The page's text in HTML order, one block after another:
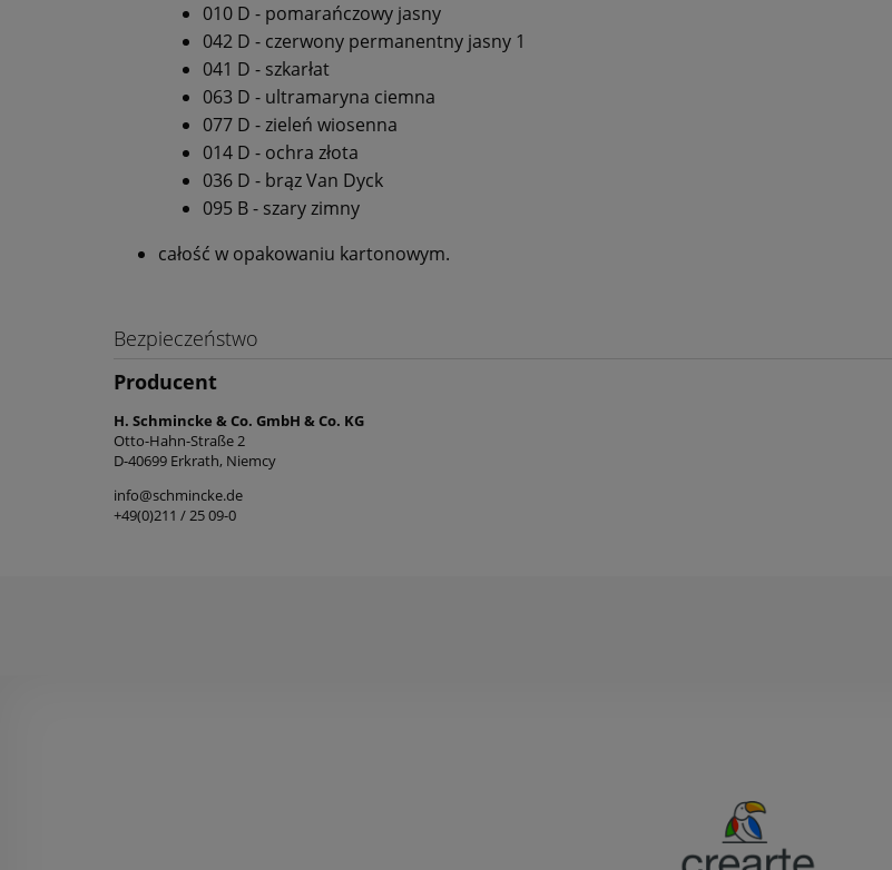
010 D - pomarańczowy jasny
042 D - czerwony permanentny jasny 1
041 D - szkarłat
063 D - ultramaryna ciemna
077 D - zieleń wiosenna
014 D - ochra złota
036 D - brąz Van Dyck
095 B - szary zimny
całość w opakowaniu kartonowym.
Bezpieczeństwo
Producent
H. Schmincke & Co. GmbH & Co. KG
Otto-Hahn-Straße 2
D-40699 Erkrath, Niemcy
info@schmincke.de
+49(0)211 / 25 09-0